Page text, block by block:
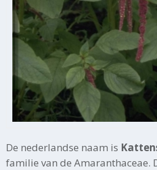
De nederlandse naam is
familie van de Amaranthaceae.